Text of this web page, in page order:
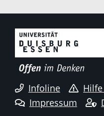
Infoline
Impressum